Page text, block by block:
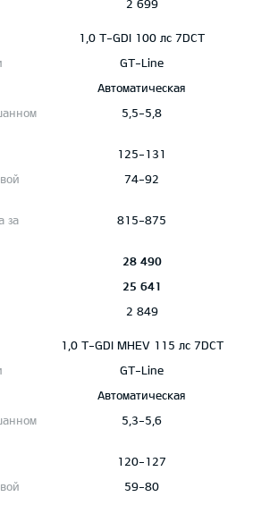
2 699
1,0 T-GDI 100 лс 7DCT
GT-Line
Автоматическая
5,5-5,8
125-131
74-92
815-875
28 490
25 641
2 849
1,0 T-GDI MHEV 115 лс 7DCT
GT-Line
Автоматическая
5,3-5,6
120-127
59-80